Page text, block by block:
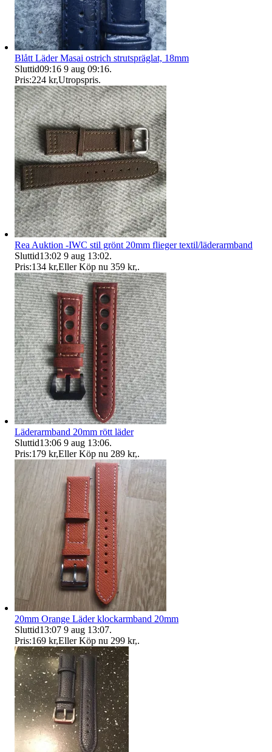
Blått Läder Masai ostrich strutspräglat, 18mm
Sluttid09:16 9 aug 09:16.
Pris:224 kr,Utropspris.
Rea Auktion -IWC stil grönt 20mm flieger textil/läderarmband
Sluttid13:02 9 aug 13:02.
Pris:134 kr,Eller Köp nu 359 kr,.
Läderarmband 20mm rött läder
Sluttid13:06 9 aug 13:06.
Pris:179 kr,Eller Köp nu 289 kr,.
20mm Orange Läder klockarmband 20mm
Sluttid13:07 9 aug 13:07.
Pris:169 kr,Eller Köp nu 299 kr,.